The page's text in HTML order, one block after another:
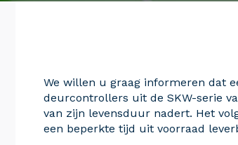
We willen u graag informeren dat
deurcontrollers uit de SKW-serie
van zijn levensduur nadert. Het
een beperkte tijd uit voorraad